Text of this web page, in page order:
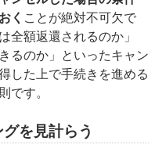
く ことが絶対不可欠で
全額返還されるのか」
るのか」といったキャン
した上で手続きを進める
です。
を見計らう